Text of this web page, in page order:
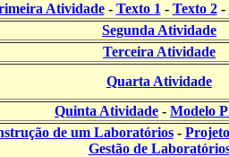
Atividade- Texto 1 - Texto 2-
Segunda Atividade
Terceira Atividade
Quarta Atividade
Quinta Atividade - Modelo
de um Laboratórios-
Gestão de